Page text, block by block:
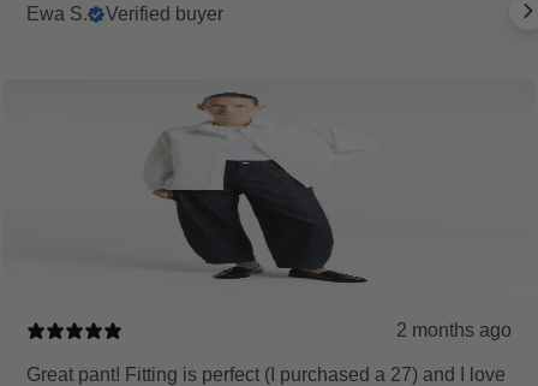
Ewa S. Verified buyer
2 months ago
Great pant! Fitting is perfect (I purchased a 27) and I love